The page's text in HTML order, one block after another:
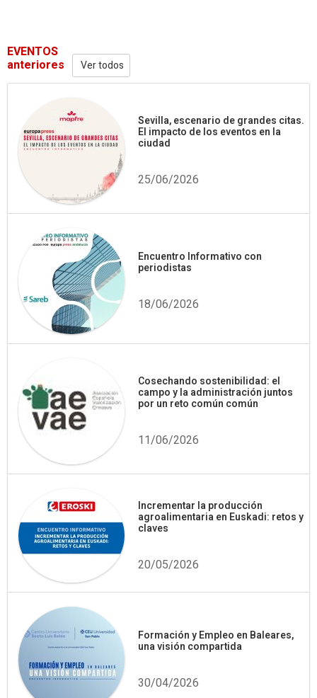
EVENTOS
anteriores Ver todos
Sevilla, escenario de grandes citas.
El impacto de los eventos en la
ciudad
25/06/2026
Encuentro Informativo con
periodistas
18/06/2026
Cosechando sostenibilidad: el
campo y la administración juntos
por un reto común común
11/06/2026
Incrementar la producción
agroalimentaria en Euskadi: retos y
claves
20/05/2026
Formación y Empleo en Baleares,
una visión compartida
30/04/2026